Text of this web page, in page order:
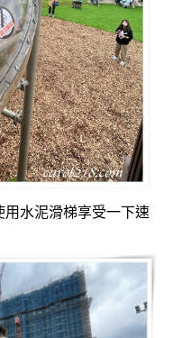
水泥滑梯享受一下速